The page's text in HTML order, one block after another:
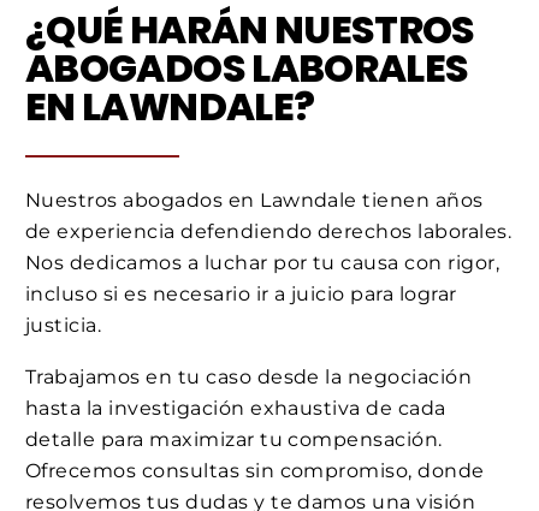
¿QUÉ HARÁN NUESTROS
ABOGADOS LABORALES
EN LAWNDALE?
Nuestros abogados en Lawndale tienen años
de experiencia defendiendo derechos laborales.
Nos dedicamos a luchar por tu causa con rigor,
incluso si es necesario ir a juicio para lograr
justicia.
Trabajamos en tu caso desde la negociación
hasta la investigación exhaustiva de cada
detalle para maximizar tu compensación.
Ofrecemos consultas sin compromiso, donde
resolvemos tus dudas y te damos una visión